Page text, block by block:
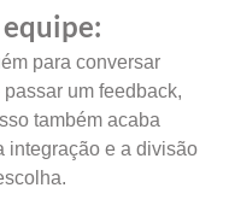
equipe:
para conversar
um feedback,
também acaba
integração e a divisão